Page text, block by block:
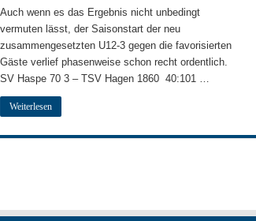
Auch wenn es das Ergebnis nicht unbedingt
vermuten lässt, der Saisonstart der neu
zusammengesetzten U12-3 gegen die favorisierten
Gäste verlief phasenweise schon recht ordentlich.
SV Haspe 70 3 – TSV Hagen 1860 40:101 …
Weiterlesen